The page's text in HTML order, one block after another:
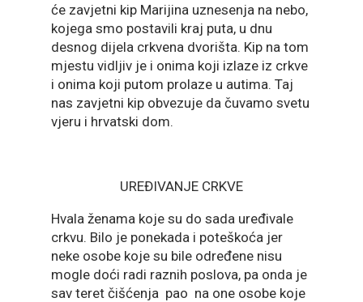
će zavjetni kip Marijina uznesenja na nebo,
kojega smo postavili kraj puta, u dnu
desnog dijela crkvena dvorišta. Kip na tom
mjestu vidljiv je i onima koji izlaze iz crkve
i onima koji putom prolaze u autima. Taj
nas zavjetni kip obvezuje da čuvamo svetu
vjeru i hrvatski dom.
UREĐIVANJE CRKVE
Hvala ženama koje su do sada uređivale
crkvu. Bilo je ponekada i poteškoća jer
neke osobe koje su bile određene nisu
mogle doći radi raznih poslova, pa onda je
sav teret čišćenja pao na one osobe koje